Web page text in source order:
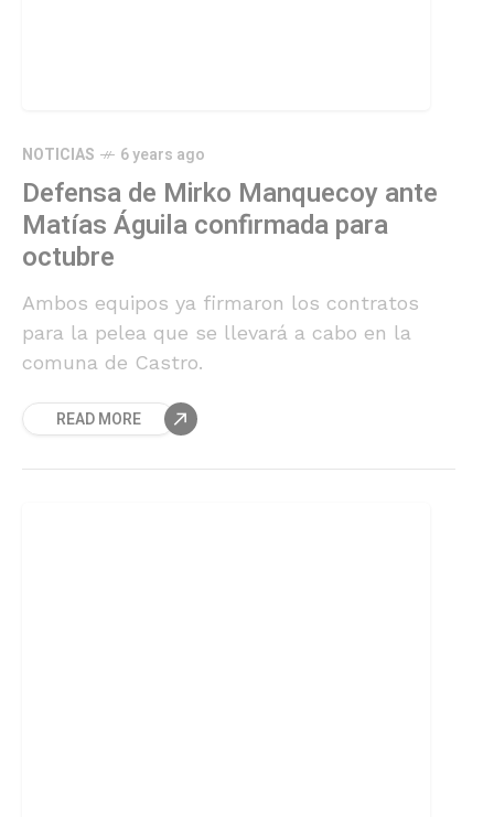
NOTICIAS 6 years ago
Defensa de Mirko Manquecoy ante
Matías Águila confirmada para
octubre
Ambos equipos ya firmaron los contratos
para la pelea que se llevará a cabo en la
comuna de Castro.
READ MORE